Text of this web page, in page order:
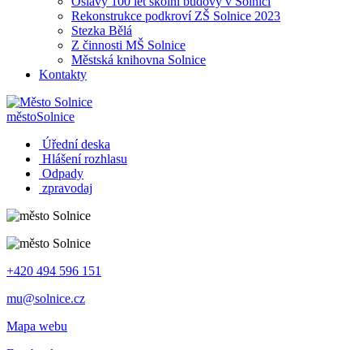
Rekonstrukce podkroví ZŠ Solnice 2023
Stezka Bělá
Z činnosti MŠ Solnice
Městská knihovna Solnice
Kontakty
městoSolnice
Úřední deska
Hlášení rozhlasu
Odpady
zpravodaj
+420 494 596 151
mu@solnice.cz
Mapa webu